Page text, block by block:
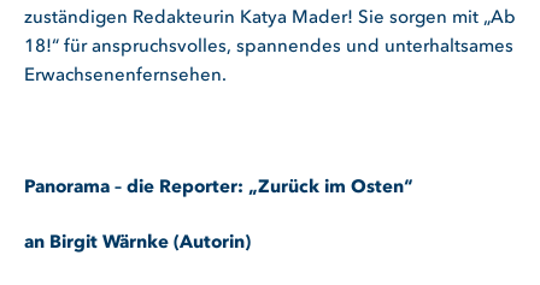
zuständigen Redakteurin Katya Mader! Sie sorgen mit „Ab
18!“ für anspruchsvolles, spannendes und unterhaltsames
Erwachsenenfernsehen.
Panorama – die Reporter: „Zurück im Osten“
an Birgit Wärnke (Autorin)